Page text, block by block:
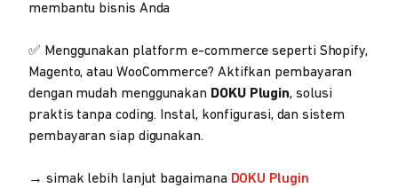
membantu bisnis Anda
✅ Menggunakan platform e-commerce seperti Shopify,
Magento, atau WooCommerce? Aktifkan pembayaran
dengan mudah menggunakan DOKU Plugin, solusi
praktis tanpa coding. Instal, konfigurasi, dan sistem
pembayaran siap digunakan.
→ simak lebih lanjut bagaimana DOKU Plugin